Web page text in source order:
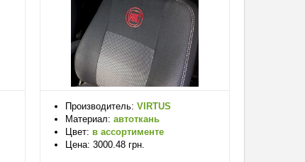
Производитель: VIRTUS
Материал: автоткань
Цвет: в ассортименте
Цена: 3000.48 грн.